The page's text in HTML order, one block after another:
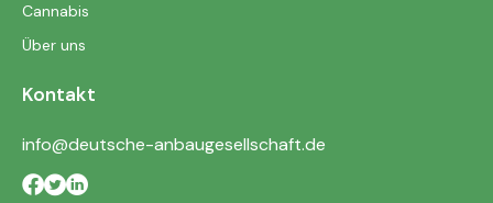
Cannabis
Über uns
Kontakt
info@deutsche-anbaugesellschaft.de